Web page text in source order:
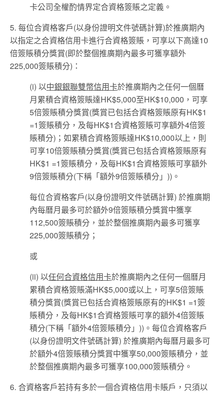
卡公司全權酌情界定合資格簽賬之定義。
5. 每位合資格客戶(以身份證明文件號碼計算)於推廣期內
以指定之合資格信用卡進行合資格簽賬，可享以下高達10
倍簽賬積分獎賞(即於整個推廣期內最多可獲享額外
225,000簽賬積分)：
(i) 以中銀銀聯雙幣信用卡於推廣期內之任何一個曆
月累積合資格簽賬達HK$5,000至HK$10,000，可享
5倍簽賬積分獎賞(獎賞已包括合資格簽賬原有HK$1
=1簽賬積分，及每HK$1合資格簽賬可享額外4倍簽
賬積分)；如累積合資格簽賬達HK$10,000以上，則
可享10倍簽賬積分獎賞(獎賞已包括合資格簽賬原有
HK$1 =1簽賬積分，及每HK$1合資格簽賬可享額外
9倍簽賬積分(下稱「額外9倍簽賬積分」))。
每位合資格客戶(以身份證明文件號碼計算) 於推廣期
內每曆月最多可於額外9倍簽賬積分獎賞中獲享
112,500簽賬積分，並於整個推廣期內最多可獲享
225,000簽賬積分；
或
(ii) 以任何合資格信用卡於推廣期內之任何一個曆月
累積合資格簽賬滿HK$5,000或以上，可享5倍簽賬
積分獎賞(獎賞已包括合資格簽賬原有的HK$1 =1簽
賬積分，及每HK$1合資格簽賬可享的額外4倍簽賬
積分(下稱「額外4倍簽賬積分」))。每位合資格客戶
(以身份證明文件號碼計算) 於推廣期內每曆月最多可
於額外4倍簽賬積分獎賞中獲享50,000簽賬積分，並
於整個推廣期內最多可獲享100,000簽賬積分。
6. 合資格客戶若持有多於一個合資格信用卡賬戶，只須以